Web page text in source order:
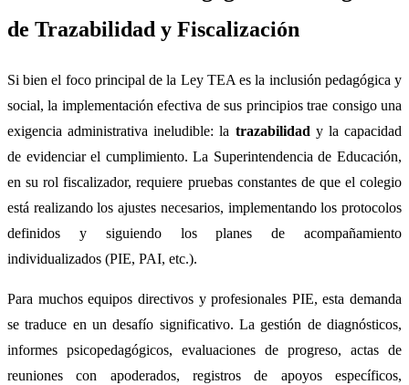
de Trazabilidad y Fiscalización
Si bien el foco principal de la Ley TEA es la inclusión pedagógica y
social, la implementación efectiva de sus principios trae consigo una
exigencia administrativa ineludible: la trazabilidad y la capacidad
de evidenciar el cumplimiento. La Superintendencia de Educación,
en su rol fiscalizador, requiere pruebas constantes de que el colegio
está realizando los ajustes necesarios, implementando los protocolos
definidos y siguiendo los planes de acompañamiento
individualizados (PIE, PAI, etc.).
Para muchos equipos directivos y profesionales PIE, esta demanda
se traduce en un desafío significativo. La gestión de diagnósticos,
informes psicopedagógicos, evaluaciones de progreso, actas de
reuniones con apoderados, registros de apoyos específicos,